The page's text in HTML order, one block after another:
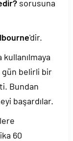
sorusuna
'dir.
kullanılmaya
gün belirli bir
Bundan
başardılar.
60